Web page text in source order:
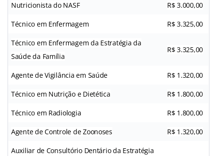
Nutricionista do NASF R$ 3.000,00
Técnico em Enfermagem R$ 3.325,00
Técnico em Enfermagem da Estratégia da
Saúde da Família
R$ 3.325,00
Agente de Vigilância em Saúde R$ 1.320,00
Técnico em Nutrição e Dietética R$ 1.800,00
Técnico em Radiologia R$ 1.800,00
Agente de Controle de Zoonoses R$ 1.320,00
Auxiliar de Consultório Dentário da Estratégia